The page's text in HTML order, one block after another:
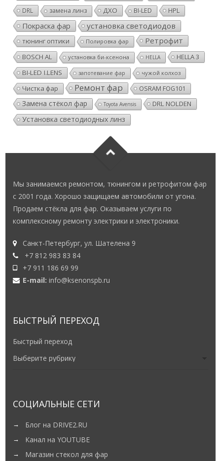
DRL замена линз ДХО BI-LED HPL
Покраска фар установка светодиодов
тюнинг оптики Полировка фар Ретрофит
BOSCH AL установка би-ксенона HELLA
HELLA 3
BI-LED I.LENS
запотевание фар чужой колхоз
Чистка фар Ремонт фар OSRAM FOG101
Замена стёкол фар Toyota Avensis DRL NOLDEN
Установка светодиодных линз
Мы занимаемся ремонтом, тюнингом и ретрофитом фар
с 2001 года. Хорошо защищаем автомобили от угона.
Продаем стёкла для фар. Оказываем услуги по
комплексному ремонту электрики и электроники.
Санкт-Петербург, ул. Шателена 9
+7 812 983 83 84
+7 911 186 69 99
E-mail:info@ksenonspb.ru
БЫСТРЫЙ ПЕРЕХОД
Быстрый переход
СОЦИАЛЬНЫЕ СЕТИ
Блог на DRIVE2.RU
Канал на YOUTUBE
Магазин стекол для фар